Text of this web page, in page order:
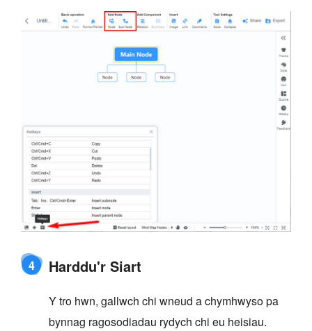
4 Harddu'r Siart
Y tro hwn, gallwch chi wneud a chymhwyso pa
bynnag ragosodiadau rydych chi eu heisiau.